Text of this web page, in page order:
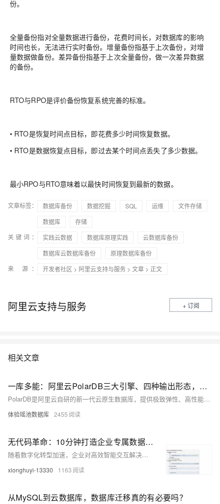
份。
全量备份指对全量数据进行备份，花费时间长，对数据库的影响
时间也长，无法进行实时备份。增量备份指基于上次备份，对增
量数据做备份。差异备份指基于上次全量备份，做一次差异数据
的备份。
RTO与RPO是评价备份恢复系统完善的标准。
• RTO是恢复时间点目标，即花费多少时间恢复数据。
• RTO是数据恢复点目标，即过去某个时间点丢失了多少数据。
最小RPO与RTO意味着以最快时间恢复到最新的数据。
文章标签： 数据库备份 数据挖掘 SQL 运维
文件存储
数据库
存储
关键词：
实践云数据 数据库原理实践
云数据库备份
数据库云数据库备份
原理数据库备份
来 源：
开发者社区 > 阿里云支持与服务 > 文章 > 正文
阿里云支持与服务 + 订阅
相关文章
一库多能：阿里云PolarDB三大引擎、四种输出形态，覆盖企业数据库全场景
PolarDB是阿里云自研的新一代云原生数据库，提供极致弹性、高性能和海量存储。它包含三个版本：PolarDB-M（兼容MySQL）、PolarDB-PG（兼容PostgreSQL及Oracle语法）和PolarDB-X（分布式数据库）。支持公有云、专有云、DBStack及轻量版等多种形态，满足不同场景需求。2021年，PolarDB-PG与PolarDB-X开源，内核与商业版一致，推动国产数据库生态发展，同时兼容主流国产操作系统与芯片，获得权威安全认证。
体验瑶池数据库 2455
无代码革命：10分钟打造企业专属数据库查询AI机器人
随着数字化转型加速，企业对高效智能交互解决方案的需求日益增长。阿里云AppFlow推出的AI助手产品，借助创新网页集成技术，助力企业打造专业数据库查询助手。本文详细介绍通过三步流程将AI助手转化为数据库交互工具的核心优势与操作指南，包括全场景适配、智能渲染引擎及零代码配置等三大技术突破。同时提供Web集成与企业微信集成方案，帮助企业实现便捷部署与安全管理，提升内外部用户体验。
xionghuyi-13330 1163
从MySQL到云数据库，数据库迁移真的有必要吗？